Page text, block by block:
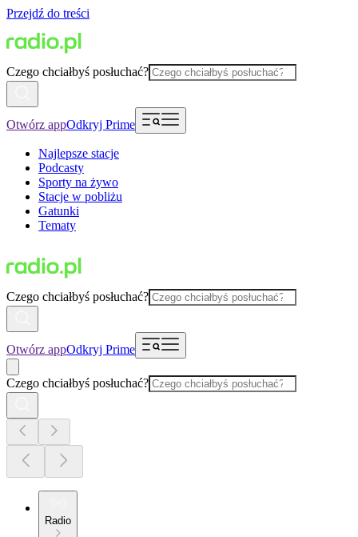
Przejdź do treści
Czego chciałbyś posłuchać?
Otwórz appOdkryj Prime
Najlepsze stacje
Podcasty
Sporty na żywo
Stacje w pobliżu
Gatunki
Tematy
Czego chciałbyś posłuchać?
Otwórz appOdkryj Prime
Czego chciałbyś posłuchać?
Radio